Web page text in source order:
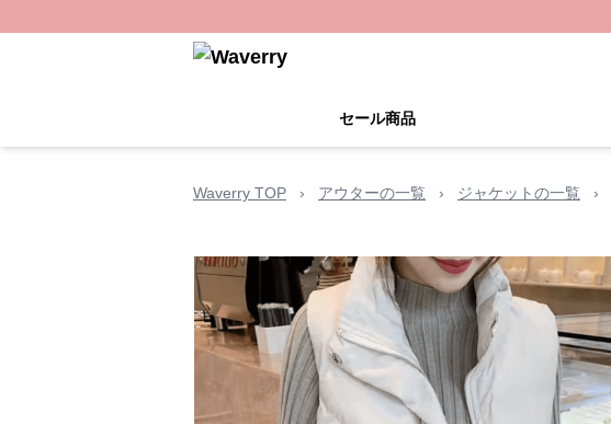
セール商品
Waverry TOP › アウターの一覧 › ジャケットの一覧 ›